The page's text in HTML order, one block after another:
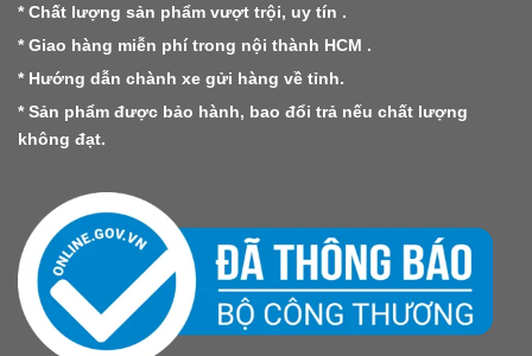
* Chất lượng sản phẩm vượt trội, uy tín .
* Giao hàng miễn phí trong nội thành HCM .
* Hướng dẫn chành xe gửi hàng về tỉnh.
* Sản phẩm được bảo hành, bao đổi trả nếu chất lượng
không đạt.